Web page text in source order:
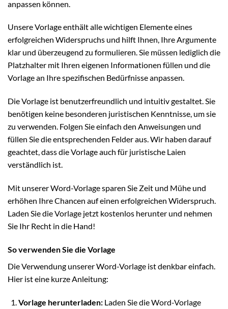
anpassen können.
Unsere Vorlage enthält alle wichtigen Elemente eines
erfolgreichen Widerspruchs und hilft Ihnen, Ihre Argumente
klar und überzeugend zu formulieren. Sie müssen lediglich die
Platzhalter mit Ihren eigenen Informationen füllen und die
Vorlage an Ihre spezifischen Bedürfnisse anpassen.
Die Vorlage ist benutzerfreundlich und intuitiv gestaltet. Sie
benötigen keine besonderen juristischen Kenntnisse, um sie
zu verwenden. Folgen Sie einfach den Anweisungen und
füllen Sie die entsprechenden Felder aus. Wir haben darauf
geachtet, dass die Vorlage auch für juristische Laien
verständlich ist.
Mit unserer Word-Vorlage sparen Sie Zeit und Mühe und
erhöhen Ihre Chancen auf einen erfolgreichen Widerspruch.
Laden Sie die Vorlage jetzt kostenlos herunter und nehmen
Sie Ihr Recht in die Hand!
So verwenden Sie die Vorlage
Die Verwendung unserer Word-Vorlage ist denkbar einfach.
Hier ist eine kurze Anleitung:
Vorlage herunterladen:Laden Sie die Word-Vorlage